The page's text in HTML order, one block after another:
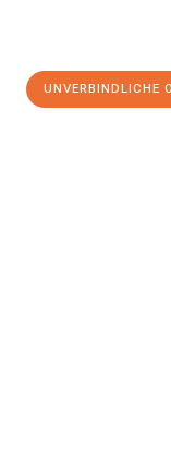
UNVERBINDLICHE